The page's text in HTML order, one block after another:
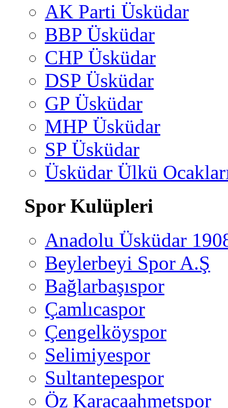
AK Parti Üsküdar
BBP Üsküdar
CHP Üsküdar
DSP Üsküdar
GP Üsküdar
MHP Üsküdar
SP Üsküdar
Üsküdar Ülkü
Spor Kulüpleri
Anadolu Üsküdar
Beylerbeyi Spor A.Ş
Bağlarbaşıspor
Çamlıcaspor
Çengelköyspor
Selimiyespor
Sultantepespor
Öz Karacaahmetspor